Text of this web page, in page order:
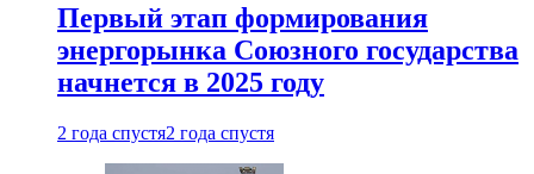
Первый этап формирования
энергорынка Союзного государства
начнется в 2025 году
2 года спустя2 года спустя